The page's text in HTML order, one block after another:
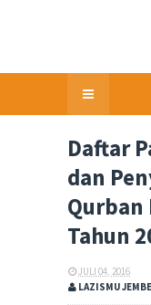
Daftar
dan
Qurban
Tahun
JULI 04, 2016
LAZISMU